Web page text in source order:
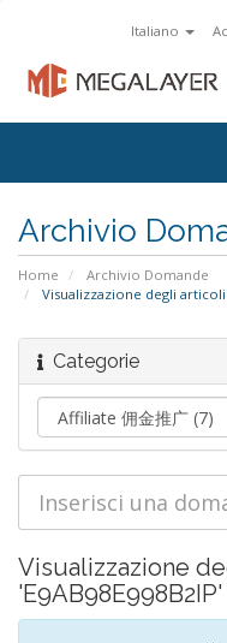
Italiano
Archivio
Home
Archivio Domande
Visualizzazione degli articoli
Categorie
Visualizzazione
'E9AB98E998B2IP'